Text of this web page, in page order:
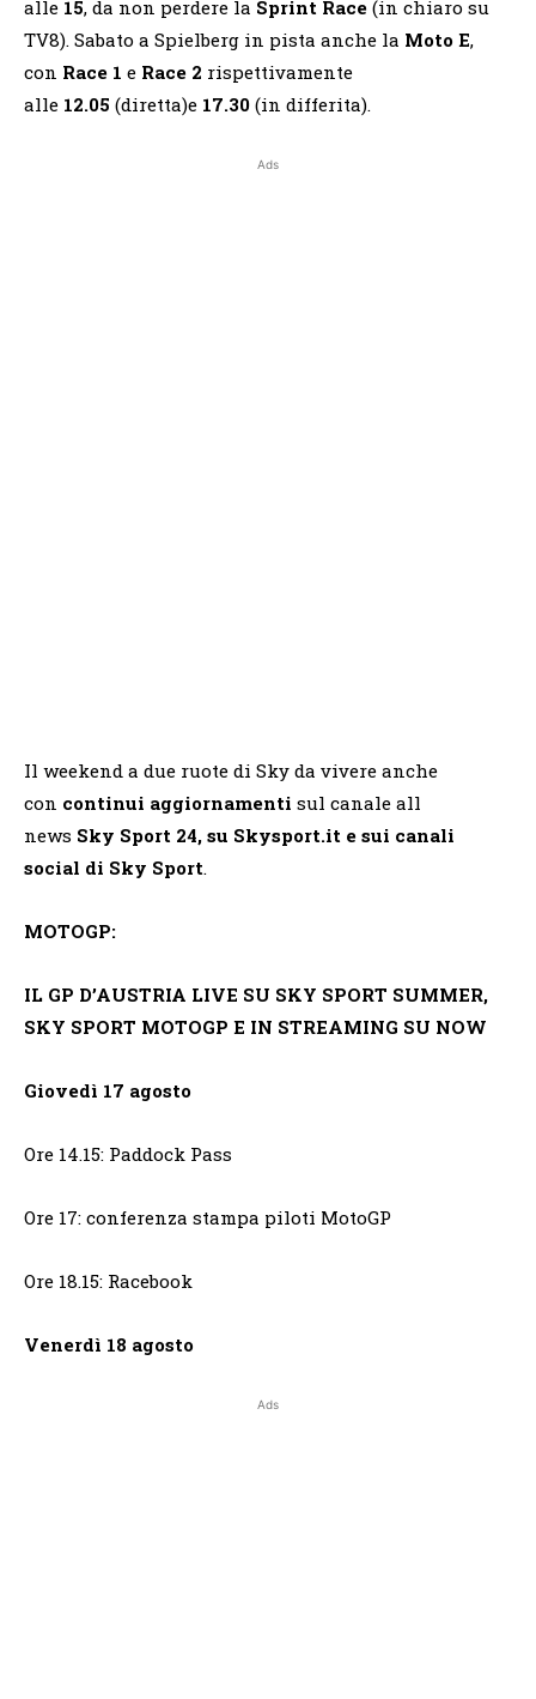
alle 15, da non perdere la Sprint Race (in chiaro su
TV8). Sabato a Spielberg in pista anche la Moto E,
con Race 1 e Race 2 rispettivamente
alle 12.05 (diretta)e 17.30 (in differita).
Ads
Il weekend a due ruote di Sky da vivere anche
con continui aggiornamenti sul canale all
news Sky Sport 24, su Skysport.it e sui canali
social di Sky Sport.
MOTOGP:
IL GP D’AUSTRIA LIVE SU SKY SPORT SUMMER,
SKY SPORT MOTOGP E IN STREAMING SU NOW
Giovedì 17 agosto
Ore 14.15: Paddock Pass
Ore 17: conferenza stampa piloti MotoGP
Ore 18.15: Racebook
Venerdì 18 agosto
Ads